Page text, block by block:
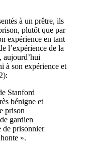
à un prêtre, ils
plutôt que par
expérience en tant
l’expérience de la
à son expérience et
Stanford
bénigne et
prison
gardien
de prisonnier
».